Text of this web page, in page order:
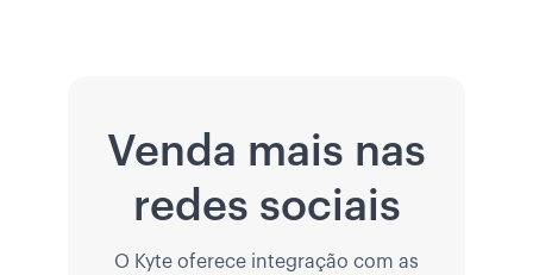
Venda mais nas
redes sociais
O Kyte oferece integração com as